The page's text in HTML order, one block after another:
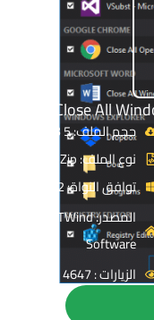
حجم الملف: 5 MB
نوع الملف: Zip
توافق النواة: 32 & 64-Bit
المصدر: NTWind
Software
الزيارات : 4647